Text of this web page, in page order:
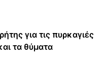
για τις πυρκαγιές
τα θύματα